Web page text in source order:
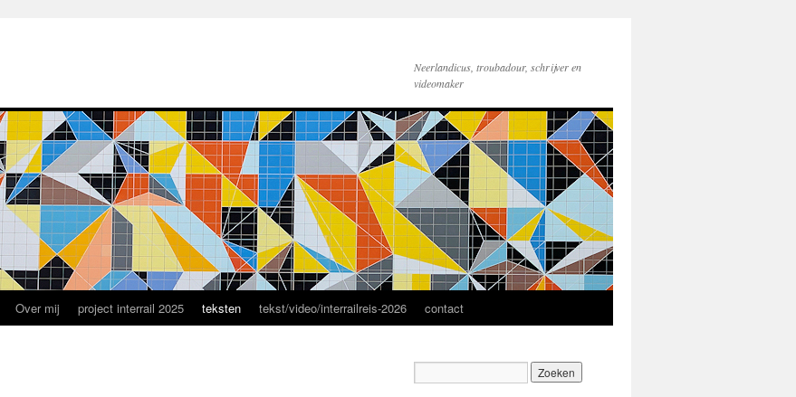
Neerlandicus, troubadour, schrijver en
videomaker
Over mij project interrail 2025 teksten tekst/video/interrailreis-2026 contact